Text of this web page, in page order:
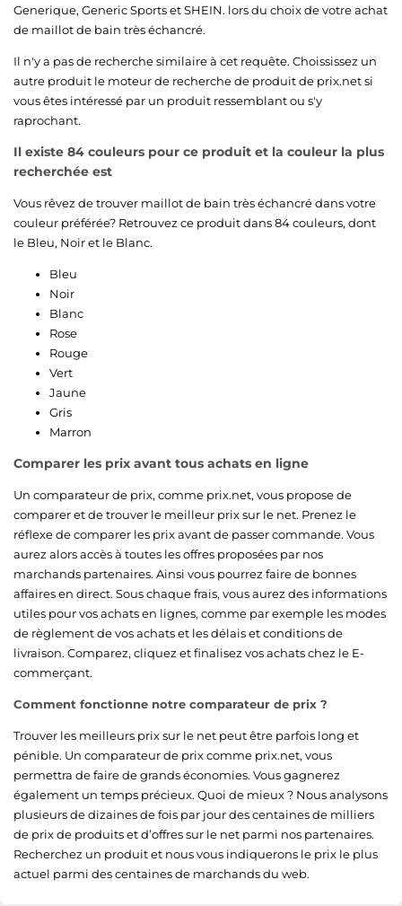
Generique, Generic SportsetSHEIN. lors du choix de votre achat
de maillot de bain très échancré.
Il n'y a pas de recherche similaire à cet requête. Choississez un
autre produit le moteur de recherche de produit de prix.net si
vous êtes intéressé par un produit ressemblant ou s'y
raprochant.
Il existe 84 couleurs pour ce produit et la couleur la plus
recherchée est
Vous rêvez de trouver maillot de bain très échancré dans votre
couleur préférée? Retrouvez ce produit dans 84 couleurs, dont
le Bleu, Noiret le Blanc.
Bleu
Noir
Blanc
Rose
Rouge
Vert
Jaune
Gris
Marron
Comparer les prix avant tous achats en ligne
Un comparateur de prix, comme prix.net, vous propose de
comparer et de trouver le meilleur prix sur le net. Prenez le
réflexe de comparer les prix avant de passer commande. Vous
aurez alors accès à toutes les offres proposées par nos
marchands partenaires. Ainsi vous pourrez faire de bonnes
affaires en direct. Sous chaque frais, vous aurez des informations
utiles pour vos achats en lignes, comme par exemple les modes
de règlement de vos achats et les délais et conditions de
livraison. Comparez, cliquez et finalisez vos achats chez le E-
commerçant.
Comment fonctionne notre comparateur de prix ?
Trouver les meilleurs prix sur le net peut être parfois long et
pénible. Un comparateur de prix comme prix.net, vous
permettra de faire de grands économies. Vous gagnerez
également un temps précieux. Quoi de mieux ? Nous analysons
plusieurs de dizaines de fois par jour des centaines de milliers
de prix de produits et d’offres sur le net parmi nos partenaires.
Recherchez un produit et nous vous indiquerons le prix le plus
actuel parmi des centaines de marchands du web.